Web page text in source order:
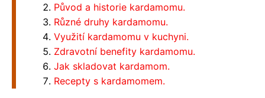
Původ a historie kardamomu.
Různé druhy kardamomu.
Využití kardamomu v kuchyni.
Zdravotní benefity kardamomu.
Jak skladovat kardamom.
Recepty s kardamomem.